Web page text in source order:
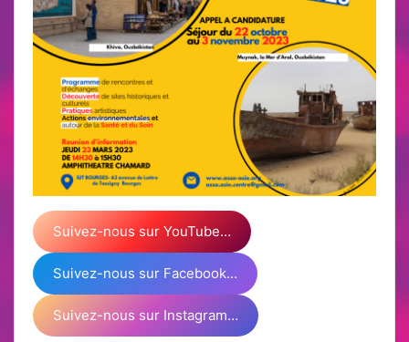
Suivez-nous sur YouTube…
Suivez-nous sur Facebook…
Suivez-nous sur Instagram…